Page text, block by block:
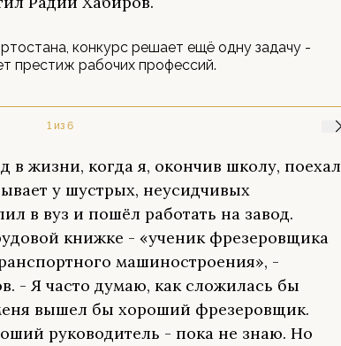
конкурс решает ещё одну задачу -
престиж рабочих профессий.
1 из 6
в жизни, когда я, окончив школу, поехал
у шустрых, неусидчивых
в вуз и пошёл работать на завод.
книжке - «ученик фрезеровщика
машиностроения», -
- Я часто думаю, как сложилась бы
вышел бы хороший фрезеровщик.
руководитель - пока не знаю. Но